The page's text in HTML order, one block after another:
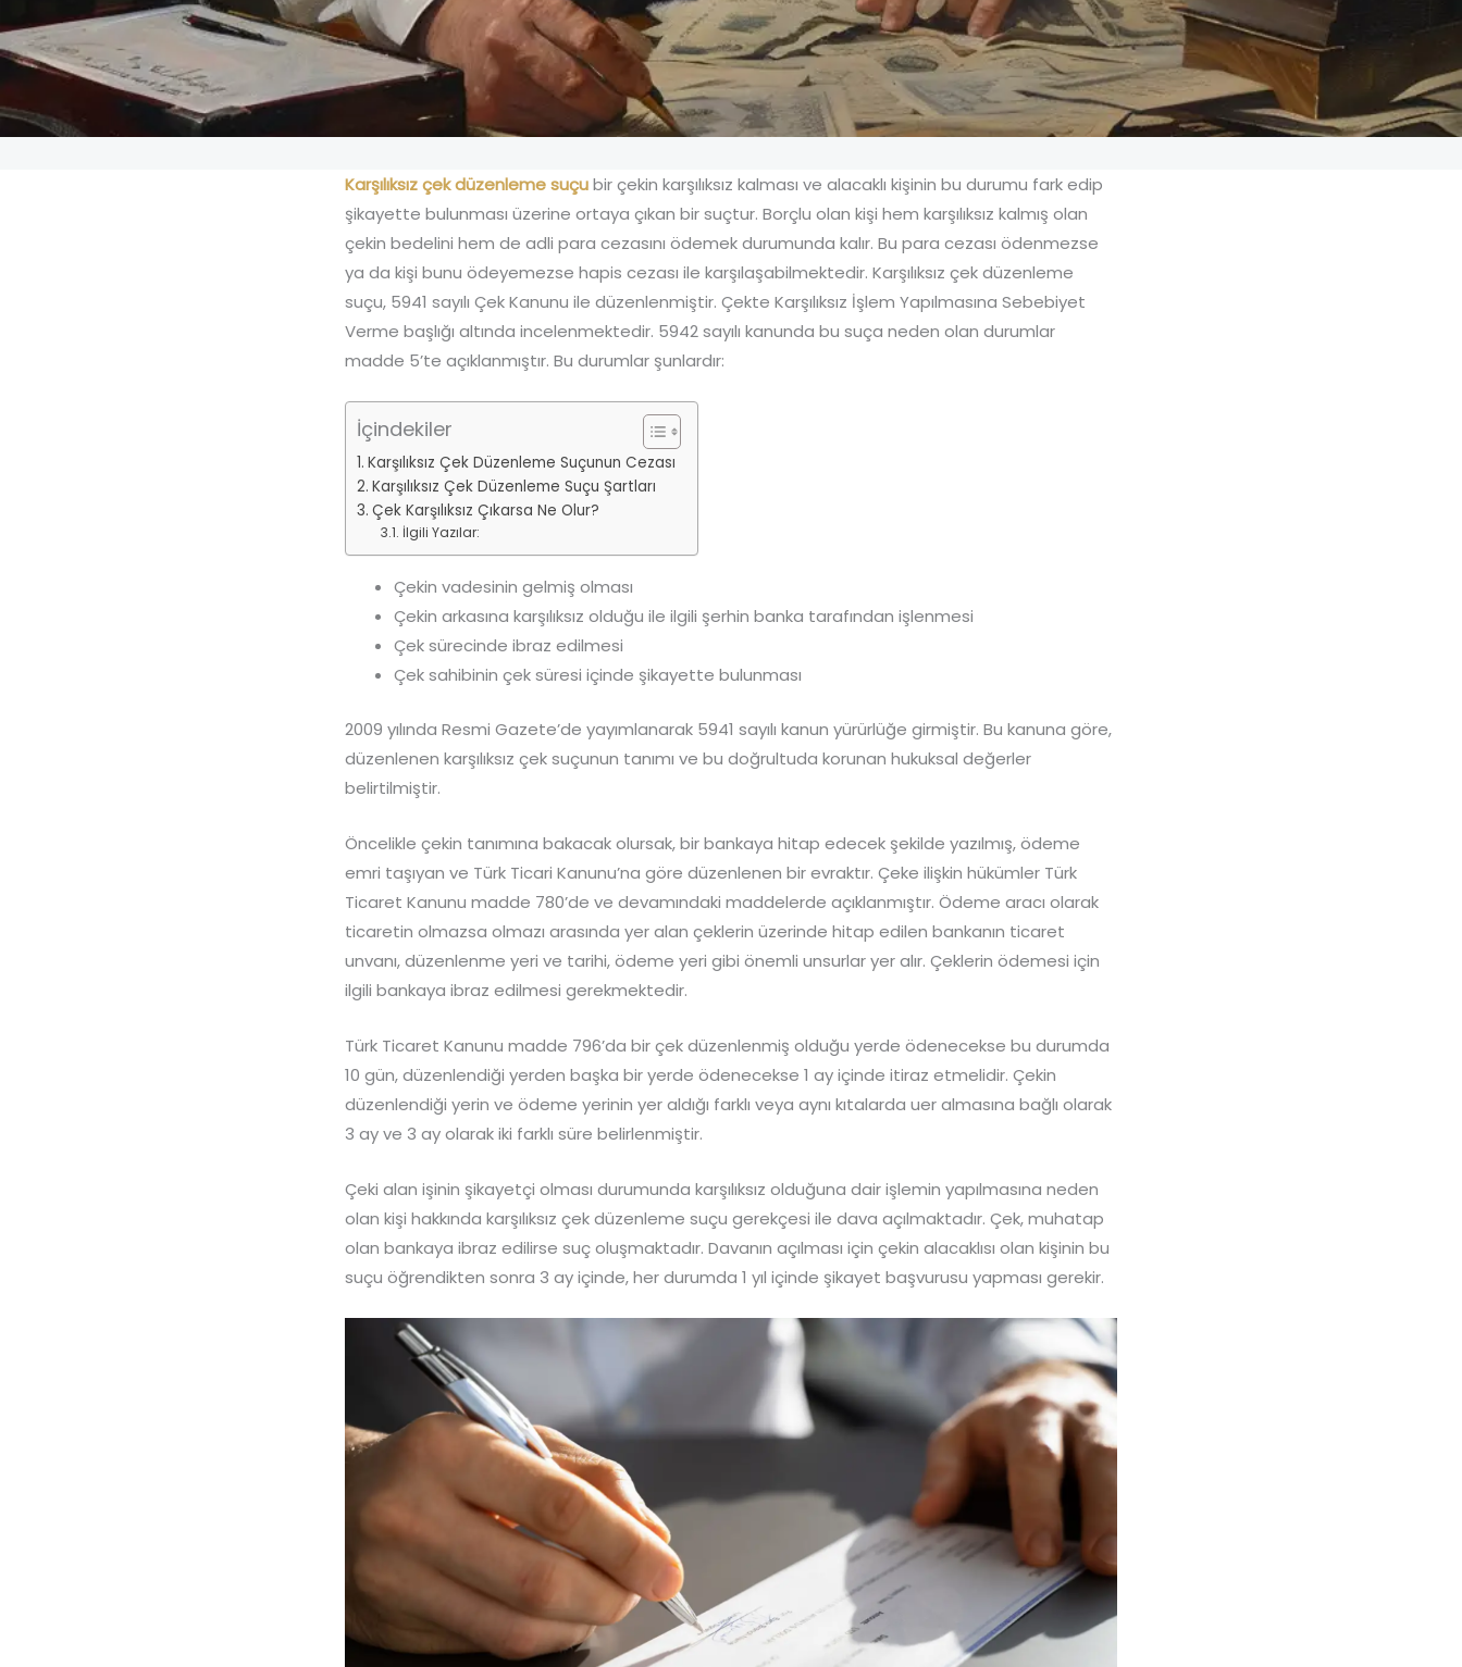
Karşılıksız çek düzenleme suçubir çekin karşılıksız kalması ve alacaklı kişinin bu durumu fark edip
şikayette bulunması üzerine ortaya çıkan bir suçtur. Borçlu olan kişi hem karşılıksız kalmış olan
çekin bedelini hem de adli para cezasını ödemek durumunda kalır. Bu para cezası ödenmezse
ya da kişi bunu ödeyemezse hapis cezası ile karşılaşabilmektedir. Karşılıksız çek düzenleme
suçu, 5941 sayılı Çek Kanunu ile düzenlenmiştir. Çekte Karşılıksız İşlem Yapılmasına Sebebiyet
Verme başlığı altında incelenmektedir. 5942 sayılı kanunda bu suça neden olan durumlar
madde 5’te açıklanmıştır. Bu durumlar şunlardır:
İçindekiler
Karşılıksız Çek Düzenleme Suçunun Cezası
Karşılıksız Çek Düzenleme Suçu Şartları
Çek Karşılıksız Çıkarsa Ne Olur?
İlgili Yazılar:
Çekin vadesinin gelmiş olması
Çekin arkasına karşılıksız olduğu ile ilgili şerhin banka tarafından işlenmesi
Çek sürecinde ibraz edilmesi
Çek sahibinin çek süresi içinde şikayette bulunması
2009 yılında Resmi Gazete’de yayımlanarak 5941 sayılı kanun yürürlüğe girmiştir. Bu kanuna göre,
düzenlenen karşılıksız çek suçunun tanımı ve bu doğrultuda korunan hukuksal değerler
belirtilmiştir.
Öncelikle çekin tanımına bakacak olursak, bir bankaya hitap edecek şekilde yazılmış, ödeme
emri taşıyan ve Türk Ticari Kanunu’na göre düzenlenen bir evraktır. Çeke ilişkin hükümler Türk
Ticaret Kanunu madde 780’de ve devamındaki maddelerde açıklanmıştır. Ödeme aracı olarak
ticaretin olmazsa olmazı arasında yer alan çeklerin üzerinde hitap edilen bankanın ticaret
unvanı, düzenlenme yeri ve tarihi, ödeme yeri gibi önemli unsurlar yer alır. Çeklerin ödemesi için
ilgili bankaya ibraz edilmesi gerekmektedir.
Türk Ticaret Kanunu madde 796’da bir çek düzenlenmiş olduğu yerde ödenecekse bu durumda
10 gün, düzenlendiği yerden başka bir yerde ödenecekse 1 ay içinde itiraz etmelidir. Çekin
düzenlendiği yerin ve ödeme yerinin yer aldığı farklı veya aynı kıtalarda uer almasına bağlı olarak
3 ay ve 3 ay olarak iki farklı süre belirlenmiştir.
Çeki alan işinin şikayetçi olması durumunda karşılıksız olduğuna dair işlemin yapılmasına neden
olan kişi hakkında karşılıksız çek düzenleme suçu gerekçesi ile dava açılmaktadır. Çek, muhatap
olan bankaya ibraz edilirse suç oluşmaktadır. Davanın açılması için çekin alacaklısı olan kişinin bu
suçu öğrendikten sonra 3 ay içinde, her durumda 1 yıl içinde şikayet başvurusu yapması gerekir.